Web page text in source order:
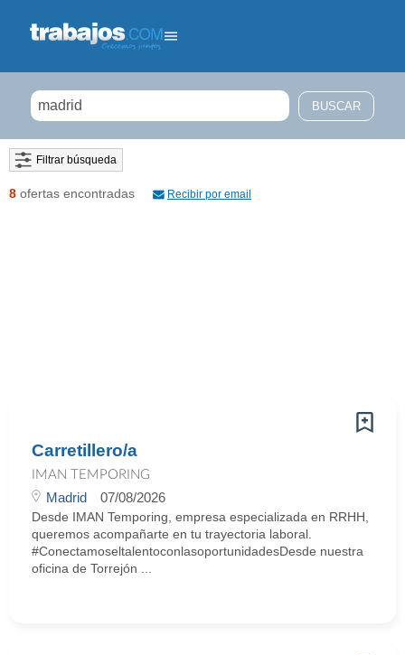
Filtrar búsqueda
8 ofertas encontradas Recibir por email
Carretillero/a
IMAN TEMPORING
Madrid 07/08/2026
Desde IMAN Temporing, empresa especializada en RRHH,
queremos acompañarte en tu trayectoria laboral.
#ConectamoseltalentoconlasoportunidadesDesde nuestra
oficina de Torrejón ...